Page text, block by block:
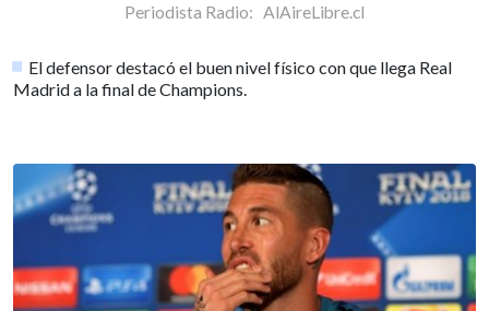
Periodista Radio: AlAireLibre.cl
El defensor destacó el buen nivel físico con que llega Real
Madrid a la final de Champions.